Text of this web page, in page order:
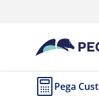
Passer
Pega